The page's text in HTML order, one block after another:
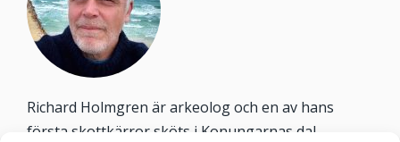
Richard Holmgren är arkeolog och en av hans
första skottkärror sköts i Konungarnas dal,